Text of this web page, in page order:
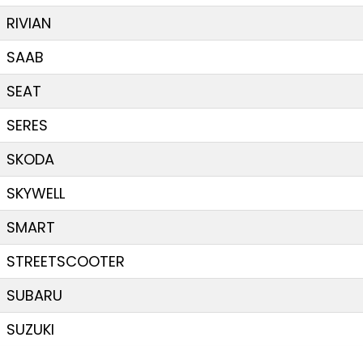
RIVIAN
SAAB
SEAT
SERES
SKODA
SKYWELL
SMART
STREETSCOOTER
SUBARU
SUZUKI